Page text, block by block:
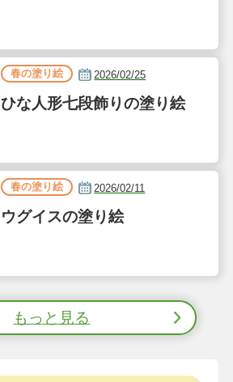
春の塗り絵 2026/02/25
ひな人形七段飾りの塗り絵
春の塗り絵 2026/02/11
ウグイスの塗り絵
もっと見る